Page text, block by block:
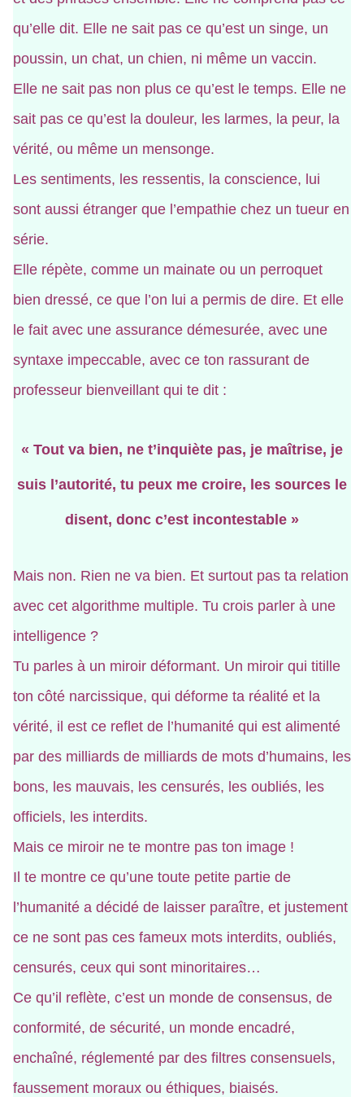
qu’elle dit. Elle ne sait pas ce qu’est un singe, un
poussin, un chat, un chien, ni même un vaccin.
Elle ne sait pas non plus ce qu’est le temps. Elle ne
sait pas ce qu’est la douleur, les larmes, la peur, la
vérité, ou même un mensonge.
Les sentiments, les ressentis, la conscience, lui
sont aussi étranger que l’empathie chez un tueur en
série.
Elle répète, comme un mainate ou un perroquet
bien dressé, ce que l’on lui a permis de dire. Et elle
le fait avec une assurance démesurée, avec une
syntaxe impeccable, avec ce ton rassurant de
professeur bienveillant qui te dit :
« Tout va bien, ne t’inquiète pas, je maîtrise, je
suis l’autorité, tu peux me croire, les sources le
disent, donc c’est incontestable »
Mais non. Rien ne va bien. Et surtout pas ta relation
avec cet algorithme multiple. Tu crois parler à une
intelligence ?
Tu parles à un miroir déformant. Un miroir qui titille
ton côté narcissique, qui déforme ta réalité et la
vérité, il est ce reflet de l’humanité qui est alimenté
par des milliards de milliards de mots d’humains, les
bons, les mauvais, les censurés, les oubliés, les
officiels, les interdits.
Mais ce miroir ne te montre pas ton image !
Il te montre ce qu’une toute petite partie de
l’humanité a décidé de laisser paraître, et justement
ce ne sont pas ces fameux mots interdits, oubliés,
censurés, ceux qui sont minoritaires…
Ce qu’il reflète, c’est un monde de consensus, de
conformité, de sécurité, un monde encadré,
enchaîné, réglementé par des filtres consensuels,
faussement moraux ou éthiques, biaisés.